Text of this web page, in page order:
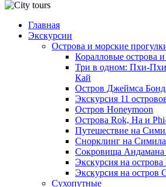
Главная
Экскурсии
Острова и морские
Коралловые острова и
Три в одном: Пхи-
Кай
Остров Джеймса
Экскурсия 11
Остров Honeymoon
Острова Rok, Ha и
Путешествие на
Снорклинг на
Сокровища Андамана
Экскурсия на
Экскурсия на остров
Сухопутные